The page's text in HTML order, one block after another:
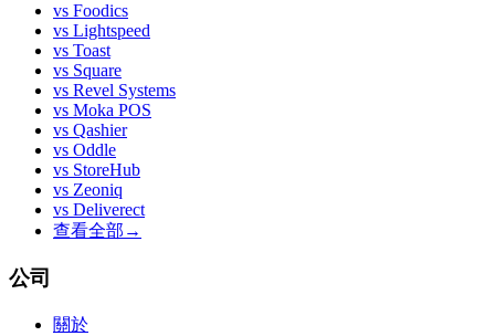
vs Foodics
vs Lightspeed
vs Toast
vs Square
vs Revel Systems
vs Moka POS
vs Qashier
vs Oddle
vs StoreHub
vs Zeoniq
vs Deliverect
查看全部 →
公司
關於